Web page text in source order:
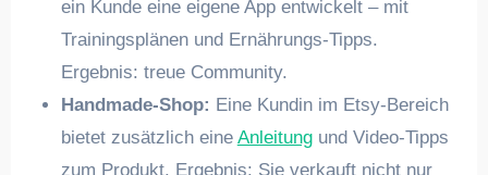
ein Kunde eine eigene App entwickelt – mit
Trainingsplänen und Ernährungs-Tipps.
Ergebnis: treue Community.
Handmade-Shop: Eine Kundin im Etsy-Bereich
bietet zusätzlich eine Anleitungund Video-Tipps
zum Produkt. Ergebnis: Sie verkauft nicht nur